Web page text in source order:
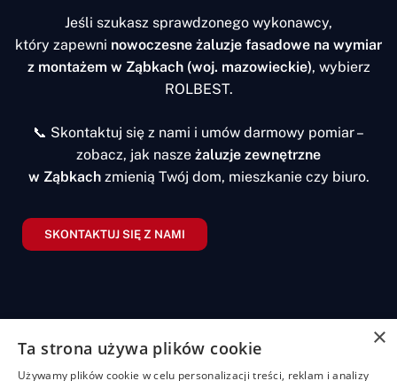
Jeśli szukasz sprawdzonego wykonawcy,
który zapewni nowoczesne żaluzje fasadowe na wymiar
z montażem w Ząbkach (woj. mazowieckie), wybierz
ROLBEST.
📞 Skontaktuj się z nami i umów darmowy pomiar –
zobacz, jak nasze żaluzje zewnętrzne
w Ząbkachzmienią Twój dom, mieszkanie czy biuro.
SKONTAKTUJ SIĘ Z NAMI
Żaluzje
RoletyPozostałe Menu
×
Ta strona używa plików cookie
Używamy plików cookie w celu personalizacji treści, reklam i analizy